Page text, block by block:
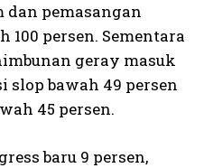
dan pemasangan
100 persen. Sementara
geray masuk
slop bawah 49 persen
45 persen.
baru 9 persen,